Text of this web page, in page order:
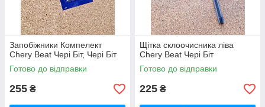
Запобіжники Компелект
Chery Beat Чері Біт, Чері Біт
Готово до відправки
255 ₴
Щітка склоочисника ліва
Chery Beat Чері Біт
Готово до відправки
225 ₴